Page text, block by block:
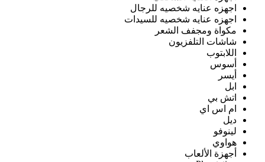
اجهزه عنايه شخصيه للرجال
اجهزه عنايه شخصيه للسيدات
مكواة ومجفف الشعر
شاشات التلفزيون
اللابتوب
أسوس
أيسر
ابل
اتش بي
ام اس اي
ديل
لينوفو
هواوي
أجهزة الألعاب